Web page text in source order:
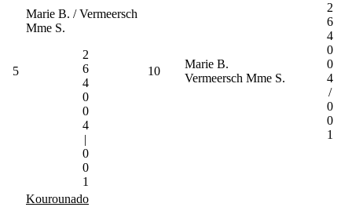
5
Marie B. / Vermeersch
Mme S.
2
6
4
0
0
4
|
0
0
1
10
Marie B.
Vermeersch Mme S.
2
6
4
0
0
4
/
0
0
1
Kourounado